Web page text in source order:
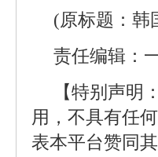
(原标题：韩
责任编辑：
【特别声明
用，不具有任
表本平台赞同